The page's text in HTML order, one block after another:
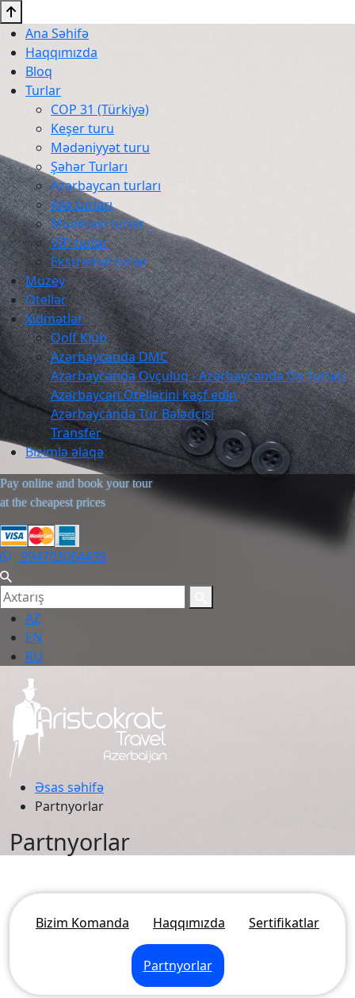
Ana Səhifə
Haqqımızda
Bloq
Turlar
COP 31 (Türkiyə)
Keşer turu
Mədəniyyət turu
Şəhər Turları
Azərbaycan turları
Ailə turları
Müalicəvi turlar
VİP turlar
Ekstremal turlar
Muzey
Otellər
Xidmətlər
Qolf Klub
Azərbaycanda DMC
Azərbaycanda Ovçuluq - Azərbaycanda Ov Turları
Azərbaycan Otellərini kəşf edin
Azərbaycanda Tur Bələdçisi
Transfer
Bizimlə əlaqə
Pay online and book your tour
at the cheapest prices
994703064499
AZ
EN
RU
Əsas səhifə
Partnyorlar
Partnyorlar
Bizim Komanda Haqqımızda Sertifikatlar
Partnyorlar